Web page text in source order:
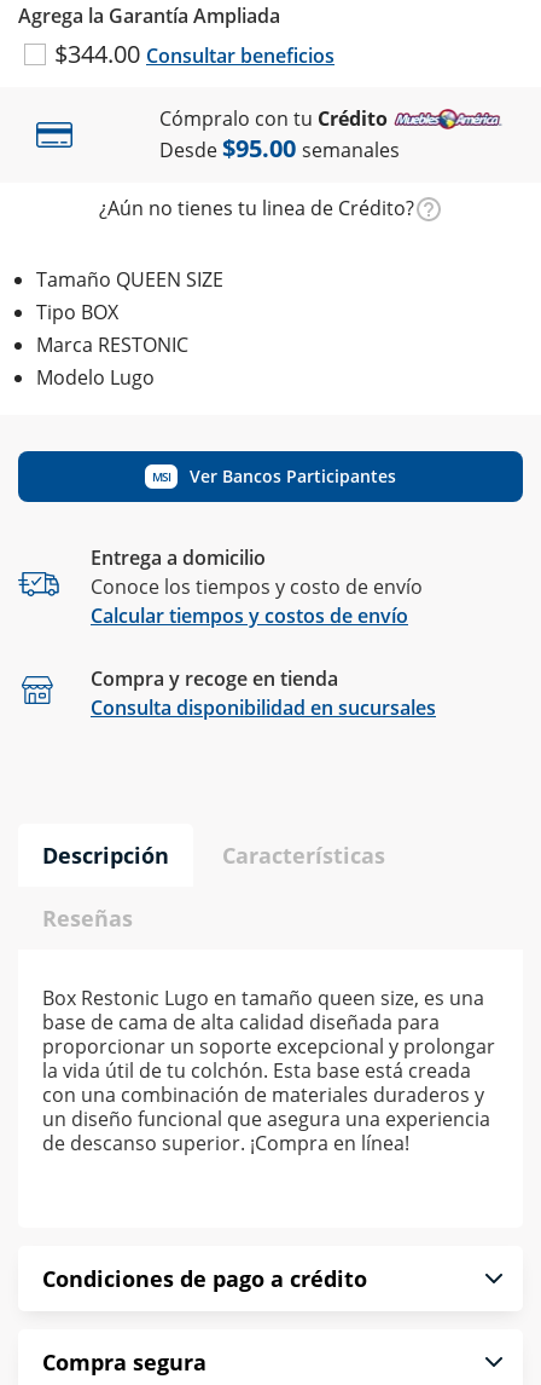
Agrega la Garantía Ampliada
$344.00 Consultar beneficios
Cómpralo con tu Crédito
Desde$95.00 semanales
¿Aún no tienes tu linea de Crédito?
Tamaño QUEEN SIZE
Tipo BOX
Marca RESTONIC
Modelo Lugo
MSI Ver Bancos Participantes
Entrega a domicilio
Conoce los tiempos y costo de envío
Calcular tiempos y costos de envío
Compra y recoge en tienda
Consulta disponibilidad en sucursales
Descripción Características
Reseñas
Box Restonic Lugo en tamaño queen size, es una
base de cama de alta calidad diseñada para
proporcionar un soporte excepcional y prolongar
la vida útil de tu colchón. Esta base está creada
con una combinación de materiales duraderos y
un diseño funcional que asegura una experiencia
de descanso superior. ¡Compra en línea!
Condiciones de pago a crédito
puntualmente. Al finalizar tu compra generas el
Compra segura